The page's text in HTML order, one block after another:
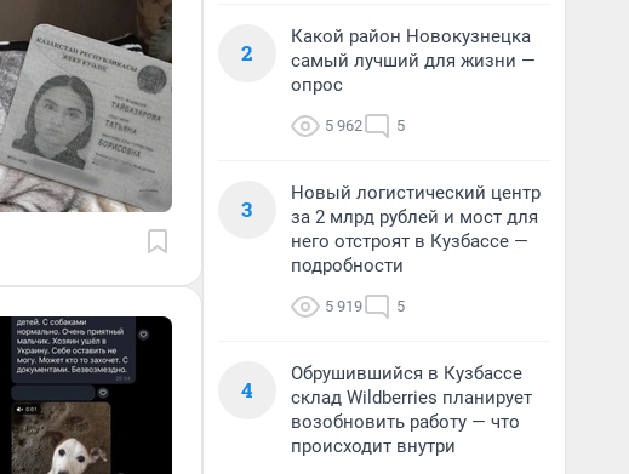
2
Какой район Новокузнецка
самый лучший для жизни —
опрос
5 962 5
3
Новый логистический центр
за 2 млрд рублей и мост для
него отстроят в Кузбассе —
подробности
5 919 5
4
Обрушившийся в Кузбассе
склад Wildberries планирует
возобновить работу — что
происходит внутри